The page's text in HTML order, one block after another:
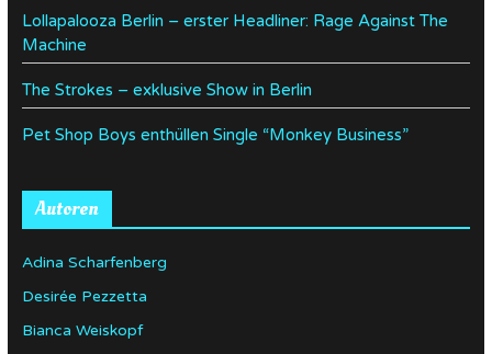
Lollapalooza Berlin – erster Headliner: Rage Against The
Machine
The Strokes – exklusive Show in Berlin
Pet Shop Boys enthüllen Single “Monkey Business”
Autoren
Adina Scharfenberg
Desirée Pezzetta
Bianca Weiskopf